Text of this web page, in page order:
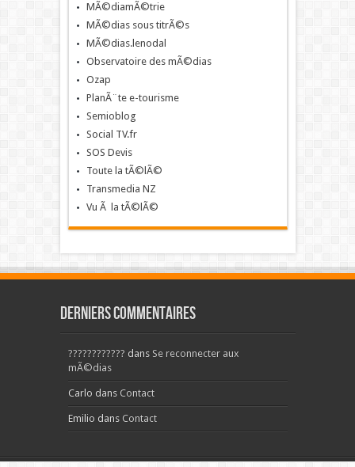
MÃ©diamÃ©trie
MÃ©dias sous titrÃ©s
MÃ©dias.lenodal
Observatoire des mÃ©dias
Ozap
PlanÃ¨te e-tourisme
Semioblog
Social TV.fr
SOS Devis
Toute la tÃ©lÃ©
Transmedia NZ
Vu Ã la tÃ©lÃ©
Derniers commentaires
???????????? dans Se reconnecter aux
mÃ©dias
Carlo dans Contact
Emilio dans Contact